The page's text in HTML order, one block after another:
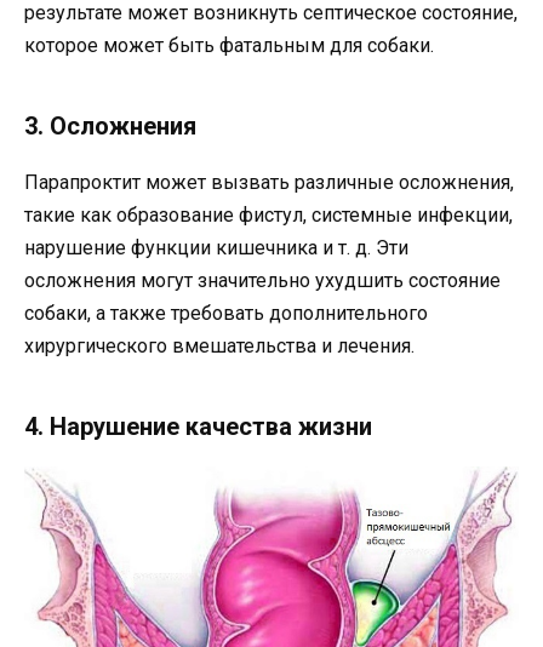
результате может возникнуть септическое состояние,
которое может быть фатальным для собаки.
3. Осложнения
Парапроктит может вызвать различные осложнения,
такие как образование фистул, системные инфекции,
нарушение функции кишечника и т. д. Эти
осложнения могут значительно ухудшить состояние
собаки, а также требовать дополнительного
хирургического вмешательства и лечения.
4. Нарушение качества жизни